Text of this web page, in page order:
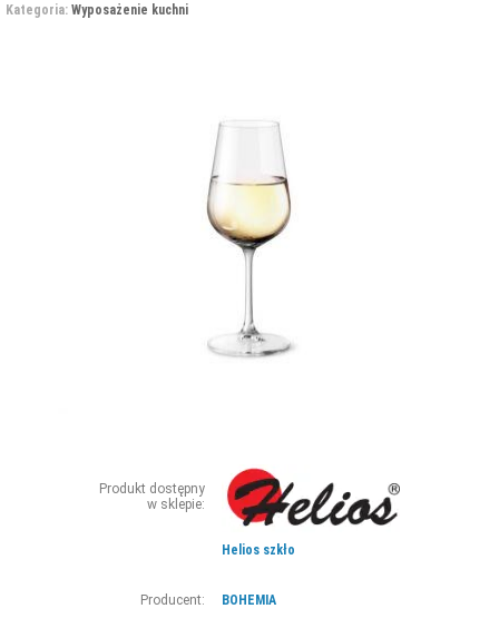
Kategoria: Wyposażenie kuchni
Produkt dostępny
w sklepie:
Helios szkło
Producent: BOHEMIA